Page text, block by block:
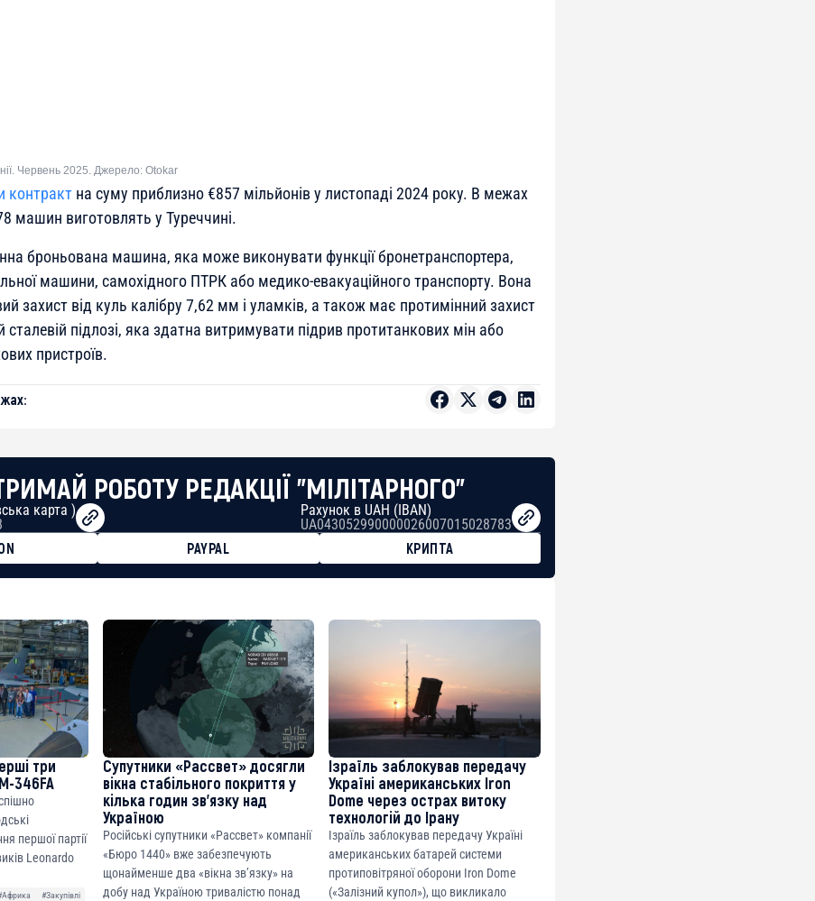
Червень 2025. Джерело: Otokar
контракт на суму приблизно €857 мільйонів у листопаді 2024 року. В межах
машин виготовлять у Туреччині.
броньована машина, яка може виконувати функції бронетранспортера,
машини, самохідного ПТРК або медико-евакуаційного транспорту. Вона
захист від куль калібру 7,62 мм і уламків, а також має протимінний захист
сталевій підлозі, яка здатна витримувати підрив протитанкових мін або
пристроїв.
РОБОТУ РЕДАКЦІЇ "МІЛІТАРНОГО"
карта )
Рахунок в UAH (IBAN)
UA043052990000026007015028783
PAYPAL
КРИПТА
три
346FA
першої партії
Leonardo
#Закупівлі
Супутники «Рассвет» досягли
вікна стабільного покриття у
кілька годин зв’язку над
Україною
Російські супутники «Рассвет» компанії
«Бюро 1440» вже забезпечують
щонайменше два «вікна зв’язку» на
добу над Україною тривалістю понад
Ізраїль заблокував передачу
Україні американських Iron
Dome через острах витоку
технологій до Ірану
Ізраїль заблокував передачу Україні
американських батарей системи
протиповітряної оборони Iron Dome
(«Залізний купол»), що викликало